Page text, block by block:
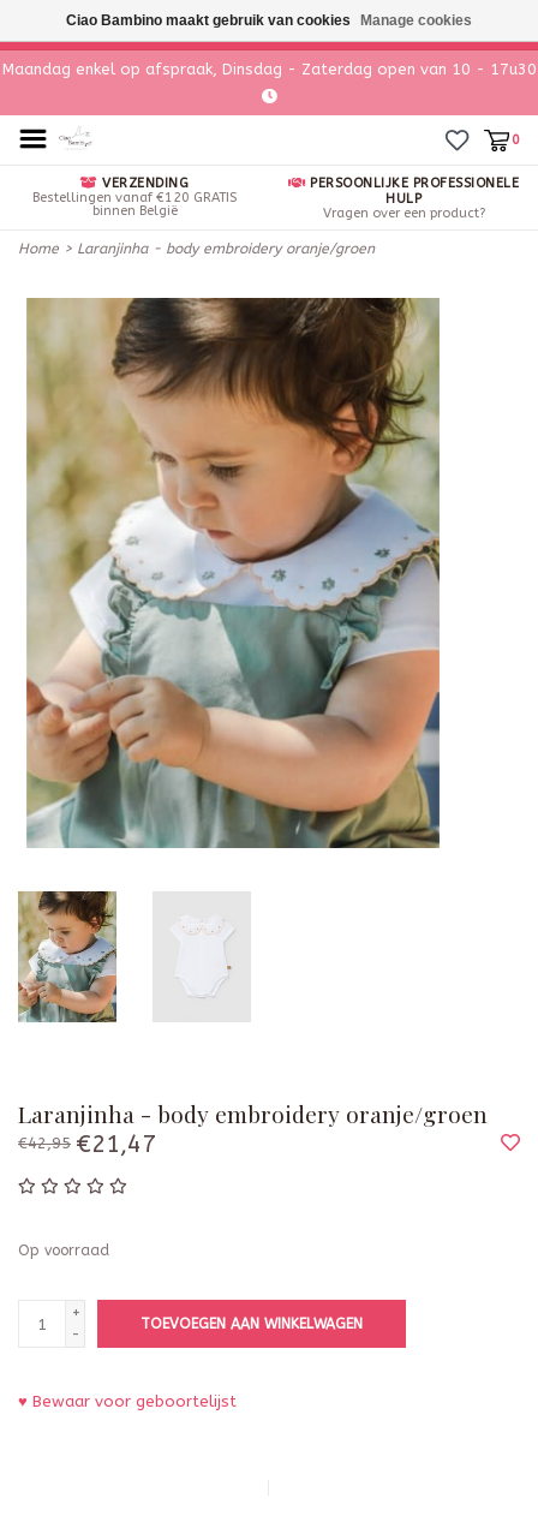
Maandag enkel op afspraak, Dinsdag - Zaterdag open van 10 - 17u30
0
VERZENDING
Bestellingen vanaf €120 GRATIS
binnen België
PERSOONLIJKE PROFESSIONELE
HULP
Vragen over een product?
Home > Laranjinha - body embroidery oranje/groen
Laranjinha - body embroidery oranje/groen
€42,95 €21,47
Op voorraad
+
-
TOEVOEGEN AAN WINKELWAGEN
♥ Bewaar voor geboortelijst
Ciao Bambino maakt gebruik van cookies Manage cookies